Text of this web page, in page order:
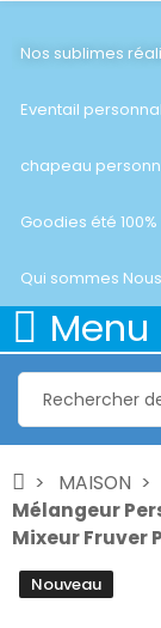
Nos sublimes
Eventail
chapeau
Goodies été
Qui sommes
Menu
MAISON
Mélangeur
Mixeur Fruver
Nouveau